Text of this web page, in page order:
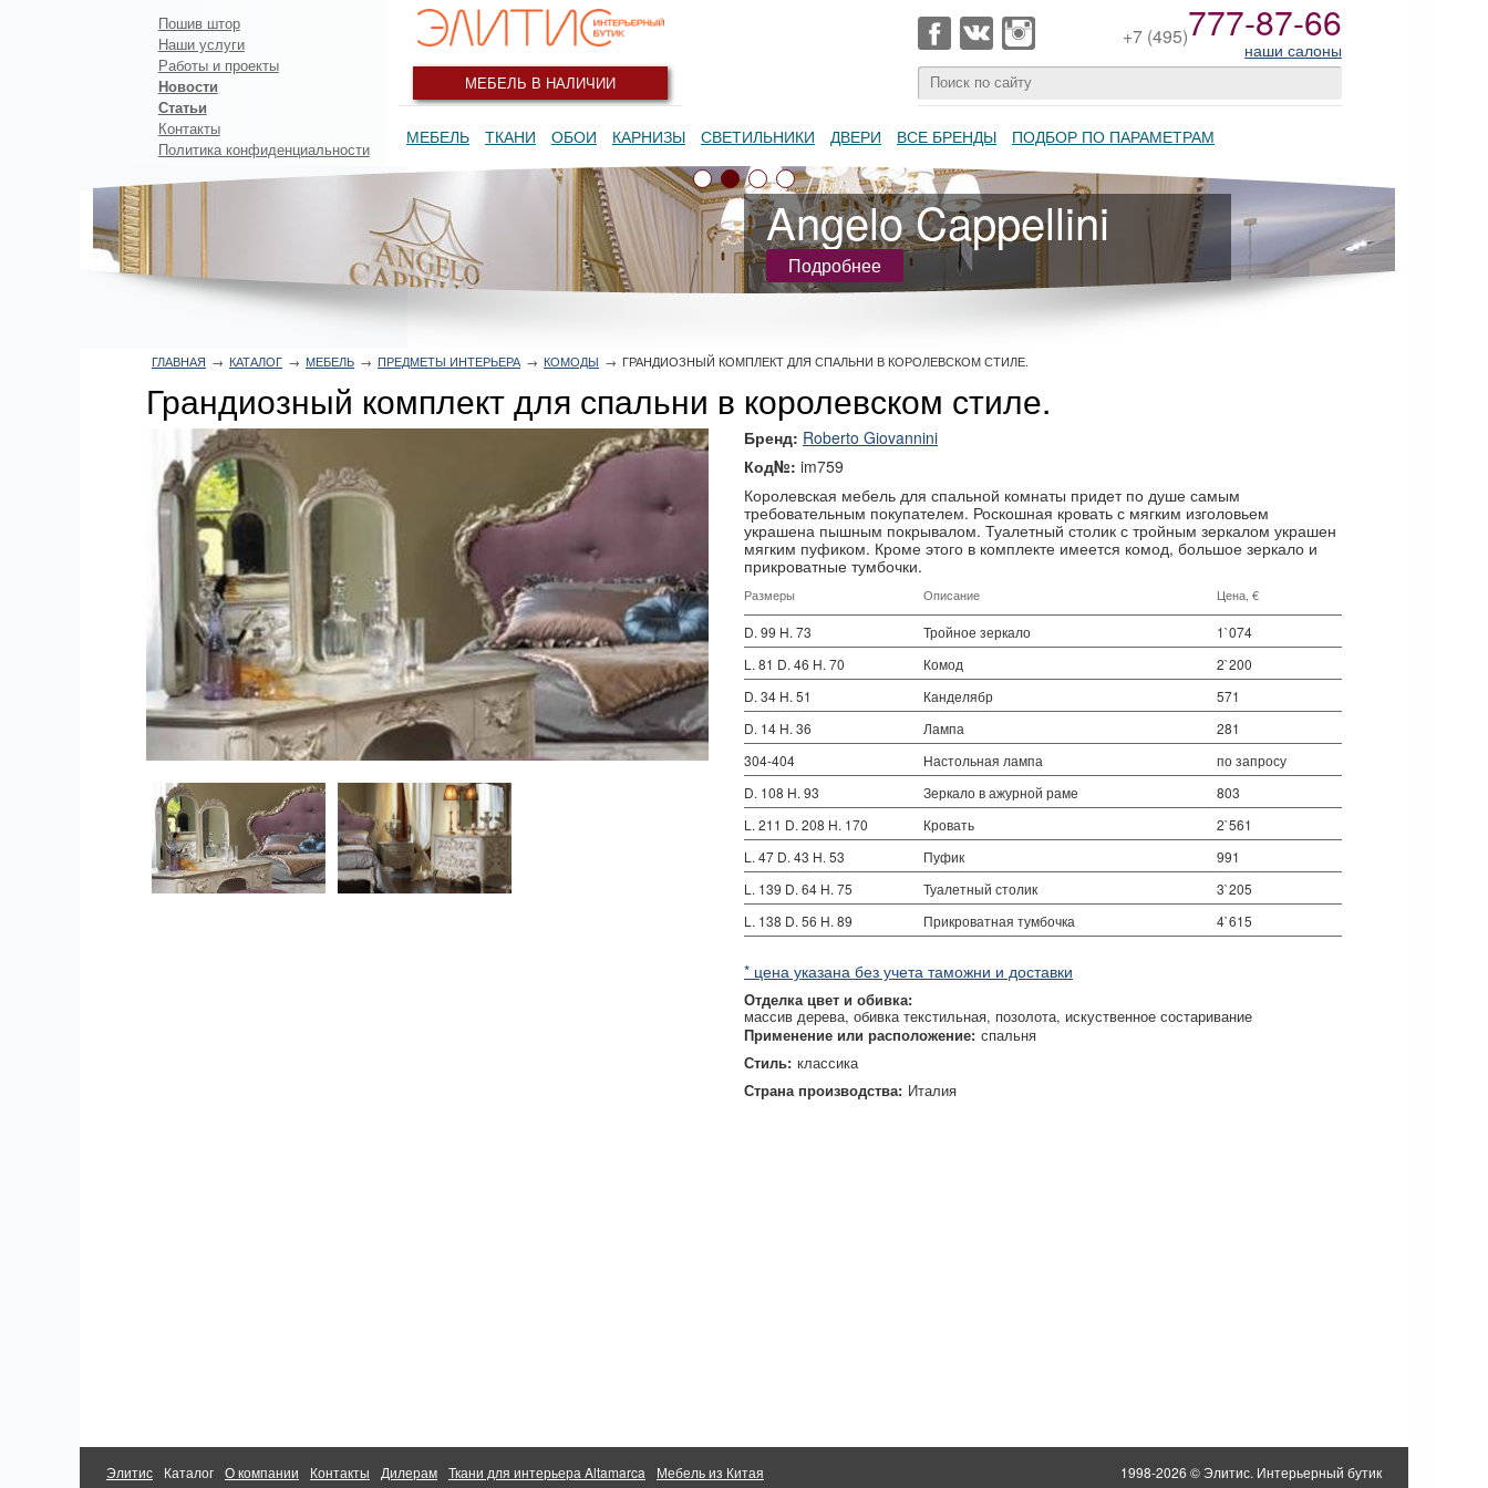
МЕБЕЛЬ В НАЛИЧИИ
+7 (495)777-87-66
наши салоны
МЕБЕЛЬ ТКАНИ ОБОИ КАРНИЗЫ СВЕТИЛЬНИКИ ДВЕРИ ВСЕ БРЕНДЫ ПОДБОР ПО ПАРАМЕТРАМ
ГЛАВНАЯ → КАТАЛОГ → МЕБЕЛЬ → ПРЕДМЕТЫ ИНТЕРЬЕРА → КОМОДЫ → ГРАНДИОЗНЫЙ КОМПЛЕКТ ДЛЯ СПАЛЬНИ В КОРОЛЕВСКОМ СТИЛЕ.
Грандиозный комплект для спальни в королевском стиле.
Бренд: Roberto Giovannini
Код№: im759
Королевская мебель для спальной комнаты придет по душе самым
требовательным покупателем. Роскошная кровать с мягким изголовьем
украшена пышным покрывалом. Туалетный столик с тройным зеркалом украшен
мягким пуфиком. Кроме этого в комплекте имеется комод, большое зеркало и
прикроватные тумбочки.
Размеры Описание Цена, €
D. 99 H. 73 Тройное зеркало
1`074
L. 81 D. 46 H. 70
Комод
2`200
D. 34 H. 51
Канделябр
571
D. 14 H. 36
Лампа
281
304-404
Настольная лампа
по запросу
D. 108 H. 93
Зеркало в ажурной раме
803
L. 211 D. 208 H. 170
Кровать
2`561
L. 47 D. 43 H. 53
Пуфик
991
L. 139 D. 64 H. 75
Туалетный столик
3`205
L. 138 D. 56 H. 89
Прикроватная тумбочка 4`615
* цена указана без учета таможни и доставки
Отделка цвет и обивка:
массив дерева обивка текстильная позолота искуственное состаривание
Применение или расположение: спальня
Стиль: классика
Страна производства: Италия
Элитис Каталог О компании Контакты Дилерам Ткани для интерьера Altamarca Мебель из Китая 1998-2026 © Элитис. Интерьерный бутик
Пошив штор
Наши услуги
Работы и проекты
Новости
Статьи
Контакты
Политика конфиденциальности
Angelo Cappellini
Подробнее